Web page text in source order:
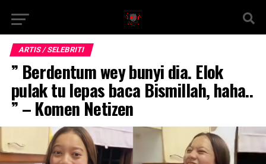
ARTIS / SELEBRITI
” Berdentum wey bunyi dia. Elok
pulak tu lepas baca Bismillah, haha..
” – Komen Netizen